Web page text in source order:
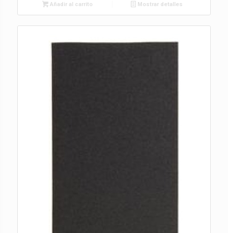
Añadir al carrito Mostrar detalles